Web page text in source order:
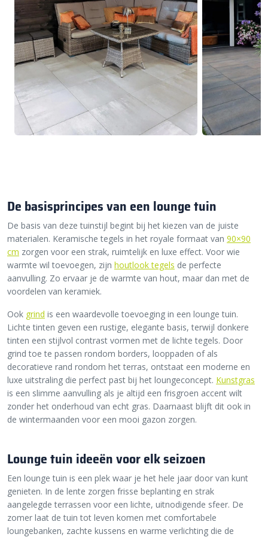
De basisprincipes van een lounge tuin
De basis van deze tuinstijl begint bij het kiezen van de juiste
materialen. Keramische tegels in het royale formaat van 90×90
cm zorgen voor een strak, ruimtelijk en luxe effect. Voor wie
warmte wil toevoegen, zijn houtlook tegels de perfecte
aanvulling. Zo ervaar je de warmte van hout, maar dan met de
voordelen van keramiek.
Ook grind is een waardevolle toevoeging in een lounge tuin.
Lichte tinten geven een rustige, elegante basis, terwijl donkere
tinten een stijlvol contrast vormen met de lichte tegels. Door
grind toe te passen rondom borders, looppaden of als
decoratieve rand rondom het terras, ontstaat een moderne en
luxe uitstraling die perfect past bij het loungeconcept. Kunstgras
is een slimme aanvulling als je altijd een frisgroen accent wilt
zonder het onderhoud van echt gras. Daarnaast blijft dit ook in
de wintermaanden voor een mooi gazon zorgen.
Lounge tuin ideeën voor elk seizoen
Een lounge tuin is een plek waar je het hele jaar door van kunt
genieten. In de lente zorgen frisse beplanting en strak
aangelegde terrassen voor een lichte, uitnodigende sfeer. De
zomer laat de tuin tot leven komen met comfortabele
loungebanken, zachte kussens en warme verlichting die de